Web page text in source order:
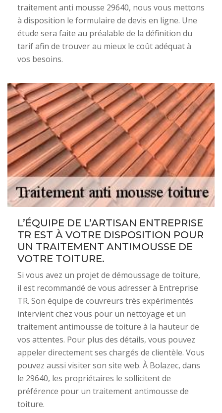
traitement anti mousse 29640, nous vous mettons
à disposition le formulaire de devis en ligne. Une
étude sera faite au préalable de la définition du
tarif afin de trouver au mieux le coût adéquat à
vos besoins.
L’ÉQUIPE DE L’ARTISAN ENTREPRISE
TR EST À VOTRE DISPOSITION POUR
UN TRAITEMENT ANTIMOUSSE DE
VOTRE TOITURE.
Si vous avez un projet de démoussage de toiture,
il est recommandé de vous adresser à Entreprise
TR. Son équipe de couvreurs très expérimentés
intervient chez vous pour un nettoyage et un
traitement antimousse de toiture à la hauteur de
vos attentes. Pour plus des détails, vous pouvez
appeler directement ses chargés de clientèle. Vous
pouvez aussi visiter son site web. À Bolazec, dans
le 29640, les propriétaires le sollicitent de
préférence pour un traitement antimousse de
toiture.